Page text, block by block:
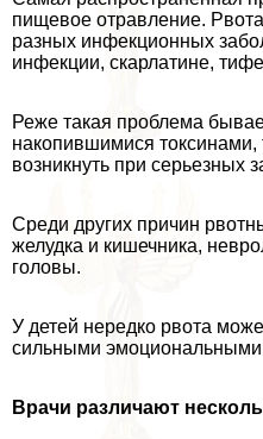
пищевое отравление.
разных инфекционных
инфекции, скарлатине,
Реже такая проблема
накопившимися токсинами,
возникнуть при серьезных
Среди других причин
желудка и кишечника,
головы.
У детей нередко рвота
сильными эмоциональными
Врачи различают